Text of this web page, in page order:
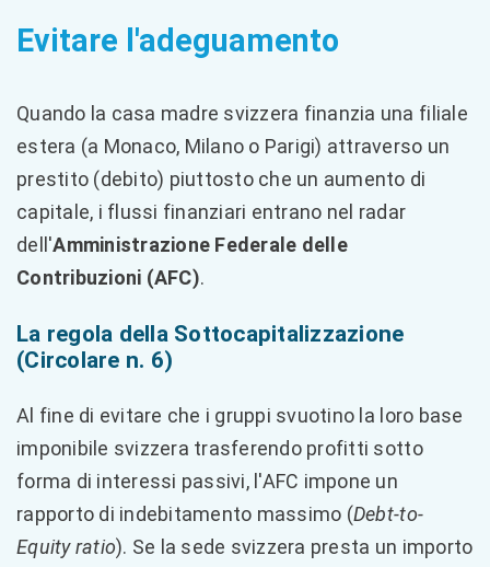
Evitare l'adeguamento
Quando la casa madre svizzera finanzia una filiale
estera (a Monaco, Milano o Parigi) attraverso un
prestito (debito) piuttosto che un aumento di
capitale, i flussi finanziari entrano nel radar
dell'Amministrazione Federale delle
Contribuzioni (AFC).
La regola della Sottocapitalizzazione
(Circolare n. 6)
Al fine di evitare che i gruppi svuotino la loro base
imponibile svizzera trasferendo profitti sotto
forma di interessi passivi, l'AFC impone un
rapporto di indebitamento massimo (Debt-to-
Equity ratio). Se la sede svizzera presta un importo